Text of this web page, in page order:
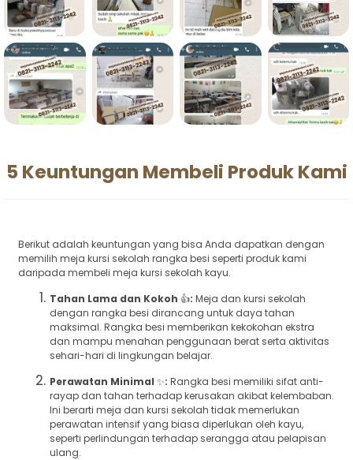
5 Keuntungan Membeli Produk Kami
Berikut adalah keuntungan yang bisa Anda dapatkan dengan
memilih meja kursi sekolah rangka besi seperti produk kami
daripada membeli meja kursi sekolah kayu.
Tahan Lama dan Kokoh 👍: Meja dan kursi sekolah
dengan rangka besi dirancang untuk daya tahan
maksimal. Rangka besi memberikan kekokohan ekstra
dan mampu menahan penggunaan berat serta aktivitas
sehari-hari di lingkungan belajar.
Perawatan Minimal ✨: Rangka besi memiliki sifat anti-
rayap dan tahan terhadap kerusakan akibat kelembaban.
Ini berarti meja dan kursi sekolah tidak memerlukan
perawatan intensif yang biasa diperlukan oleh kayu,
seperti perlindungan terhadap serangga atau pelapisan
ulang.